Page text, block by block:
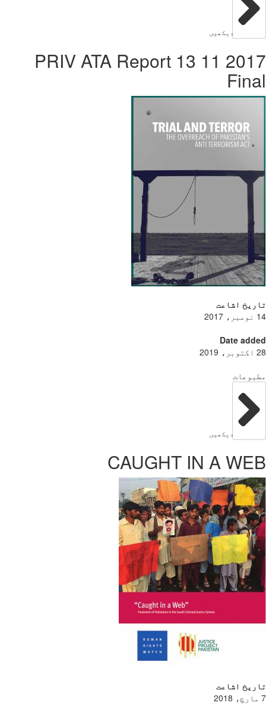
دیکھیں
2017 11 13 PRIV ATA Report
اشاعت
Date
دیکھیں
CAUGHT IN A
اشاعت